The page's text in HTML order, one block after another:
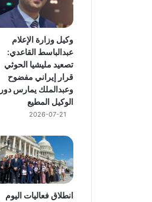
وكيل وزارة الإعلام
عبدالباسط القاعدي:
تصعيد مليشيا الحوثي
قرار إيراني مفضوح
وعبدالملك يمارس دور
الوكيل المطيع
2026-07-21
انطلاق فعاليات اليوم